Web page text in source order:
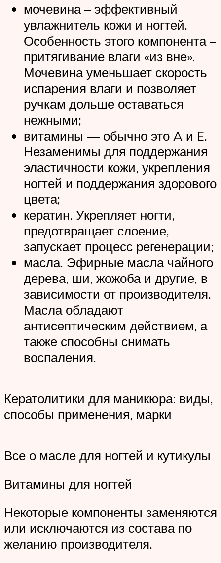
мочевина – эффективный
увлажнитель кожи и ногтей.
Особенность этого компонента –
притягивание влаги «из вне».
Мочевина уменьшает скорость
испарения влаги и позволяет
ручкам дольше оставаться
нежными;
витамины — обычно это A и E.
Незаменимы для поддержания
эластичности кожи, укрепления
ногтей и поддержания здорового
цвета;
кератин. Укрепляет ногти,
предотвращает слоение,
запускает процесс регенерации;
масла. Эфирные масла чайного
дерева, ши, жожоба и другие, в
зависимости от производителя.
Масла обладают
антисептическим действием, а
также способны снимать
воспаления.
Кератолитики для маникюра: виды,
способы применения, марки
Все о масле для ногтей и кутикулы
Витамины для ногтей
Некоторые компоненты заменяются
или исключаются из состава по
желанию производителя.